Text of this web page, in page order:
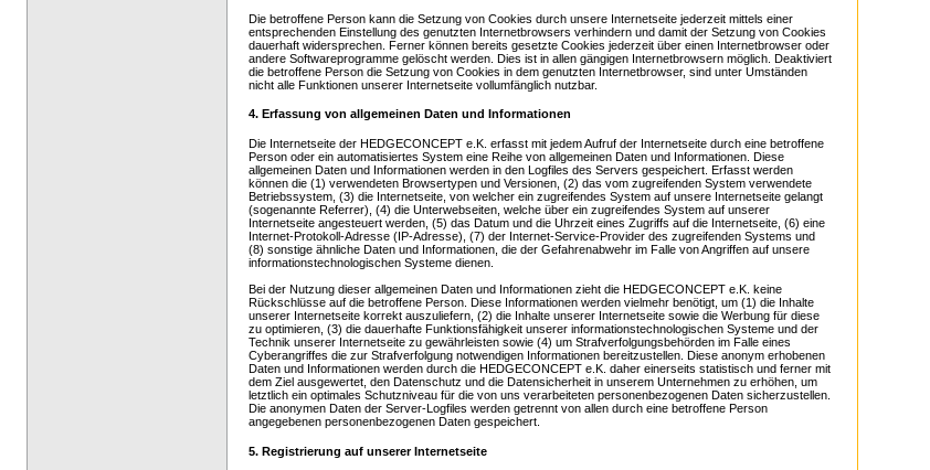
Die betroffene Person kann die Setzung von Cookies durch unsere Internetseite jederzeit mittels einer
entsprechenden Einstellung des genutzten Internetbrowsers verhindern und damit der Setzung von Cookies
dauerhaft widersprechen. Ferner können bereits gesetzte Cookies jederzeit über einen Internetbrowser oder
andere Softwareprogramme gelöscht werden. Dies ist in allen gängigen Internetbrowsern möglich. Deaktiviert
die betroffene Person die Setzung von Cookies in dem genutzten Internetbrowser, sind unter Umständen
nicht alle Funktionen unserer Internetseite vollumfänglich nutzbar.
4. Erfassung von allgemeinen Daten und Informationen
Die Internetseite der HEDGECONCEPT e.K. erfasst mit jedem Aufruf der Internetseite durch eine betroffene
Person oder ein automatisiertes System eine Reihe von allgemeinen Daten und Informationen. Diese
allgemeinen Daten und Informationen werden in den Logfiles des Servers gespeichert. Erfasst werden
können die (1) verwendeten Browsertypen und Versionen, (2) das vom zugreifenden System verwendete
Betriebssystem, (3) die Internetseite, von welcher ein zugreifendes System auf unsere Internetseite gelangt
(sogenannte Referrer), (4) die Unterwebseiten, welche über ein zugreifendes System auf unserer
Internetseite angesteuert werden, (5) das Datum und die Uhrzeit eines Zugriffs auf die Internetseite, (6) eine
Internet-Protokoll-Adresse (IP-Adresse), (7) der Internet-Service-Provider des zugreifenden Systems und
(8) sonstige ähnliche Daten und Informationen, die der Gefahrenabwehr im Falle von Angriffen auf unsere
informationstechnologischen Systeme dienen.
Bei der Nutzung dieser allgemeinen Daten und Informationen zieht die HEDGECONCEPT e.K. keine
Rückschlüsse auf die betroffene Person. Diese Informationen werden vielmehr benötigt, um (1) die Inhalte
unserer Internetseite korrekt auszuliefern, (2) die Inhalte unserer Internetseite sowie die Werbung für diese
zu optimieren, (3) die dauerhafte Funktionsfähigkeit unserer informationstechnologischen Systeme und der
Technik unserer Internetseite zu gewährleisten sowie (4) um Strafverfolgungsbehörden im Falle eines
Cyberangriffes die zur Strafverfolgung notwendigen Informationen bereitzustellen. Diese anonym erhobenen
Daten und Informationen werden durch die HEDGECONCEPT e.K. daher einerseits statistisch und ferner mit
dem Ziel ausgewertet, den Datenschutz und die Datensicherheit in unserem Unternehmen zu erhöhen, um
letztlich ein optimales Schutzniveau für die von uns verarbeiteten personenbezogenen Daten sicherzustellen.
Die anonymen Daten der Server-Logfiles werden getrennt von allen durch eine betroffene Person
angegebenen personenbezogenen Daten gespeichert.
5. Registrierung auf unserer Internetseite